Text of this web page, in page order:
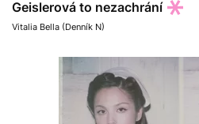
Geislerová to nezachrání
Vitalia Bella (Denník N)